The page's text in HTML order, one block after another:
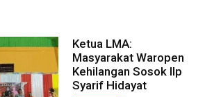
Ketua LMA:
Masyarakat Waropen
Kehilangan Sosok IIp
Syarif Hidayat